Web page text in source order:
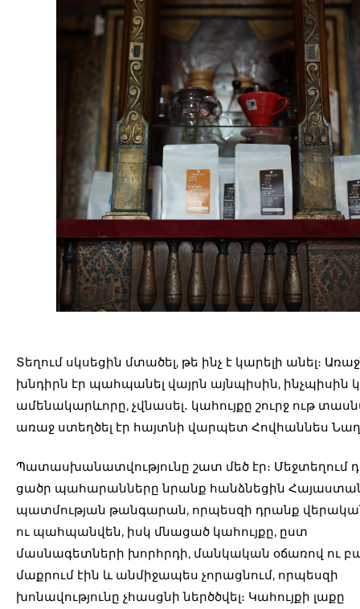
Տեղում սկսեցին մտածել, թե ինչ է կարելի անել։
խնդիրն էր պահպանել վայրն այնպիսին, ինչպիսին
ամենակարևորը, չվնասել․ կահույքը շուրջ ութ
առաջ ստեղծել էր հայտնի վարպետ Հովհաննես
Պատասխանատվությունը շատ մեծ էր։ Մեջտեղում
ցածր պահարանները նրանք հանձնեցին
պատմության թանգարան, որպեսզի դրանք
ու պահպանվեն, իսկ մնացած կահույքը, ըստ
մասնագետների խորհրդի, մանկական օճառով ու
մաքրում էին և անմիջապես չորացնում, որպեսզի
խոնավությունը չհասցնի ներծծվել։ Կահույքի լաքը